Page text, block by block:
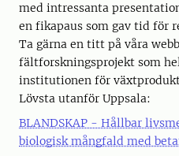
med intressanta
en fikapaus som gav tid för
Ta gärna en titt på våra
fältforskningsprojekt som
institutionen för
Lövsta utanför Uppsala:
BLANDSKAP - Hållbar
biologisk mångfald med